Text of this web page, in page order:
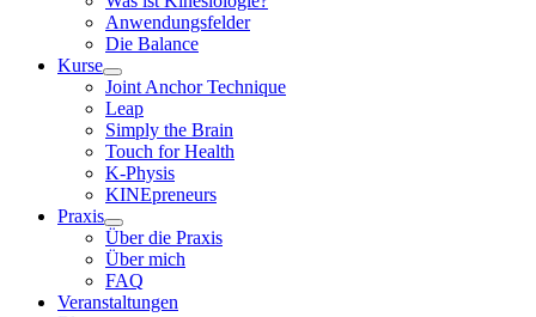
Anwendungsfelder
Die Balance
Kurse
Joint Anchor Technique
Leap
Simply the Brain
Touch for Health
K-Physis
KINEpreneurs
Praxis
Über die Praxis
Über mich
FAQ
Veranstaltungen